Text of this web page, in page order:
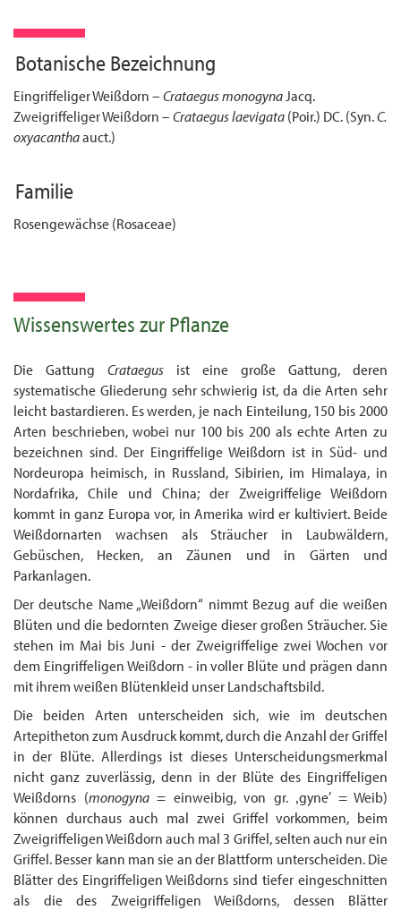
Botanische Bezeichnung
Eingriffeliger Weißdorn –Crataegus monogyna Jacq.
Zweigriffeliger Weißdorn –Crataegus laevigata(Poir.) DC. (Syn.C.
oxyacanthaauct.)
Familie
Rosengewächse (Rosaceae)
Wissenswertes zur Pflanze
Die Gattung Crataegus ist eine große Gattung, deren
systematische Gliederung sehr schwierig ist, da die Arten sehr
leicht bastardieren. Es werden, je nach Einteilung, 150 bis 2000
Arten beschrieben, wobei nur 100 bis 200 als echte Arten zu
bezeichnen sind. Der Eingriffelige Weißdorn ist in Süd- und
Nordeuropa heimisch, in Russland, Sibirien, im Himalaya, in
Nordafrika, Chile und China; der Zweigriffelige Weißdorn
kommt in ganz Europa vor, in Amerika wird er kultiviert. Beide
Weißdornarten wachsen als Sträucher in Laubwäldern,
Gebüschen, Hecken, an Zäunen und in Gärten und
Parkanlagen.
Der deutsche Name „Weißdorn“ nimmt Bezug auf die weißen
Blüten und die bedornten Zweige dieser großen Sträucher. Sie
stehen im Mai bis Juni - der Zweigriffelige zwei Wochen vor
dem Ein­griffeligen Weißdorn - in voller Blüte und prägen dann
mit ihrem weißen Blütenkleid unser Landschaftsbild.
Die beiden Arten unterscheiden sich, wie im deutschen
Artepitheton zum Ausdruck kommt, durch die Anzahl der Griffel
in der Blüte. Allerdings ist dieses Unter­scheidungs­merkmal
nicht ganz zuverlässig, denn in der Blüte des Eingriffeligen
Weiß­dorns (monogyna= einweibig, von gr. ‚gyne’ = Weib)
können durchaus auch mal zwei Griffel vorkommen, beim
Zweigriffeligen Weißdorn auch mal 3 Griffel, selten auch nur ein
Griffel. Besser kann man sie an der Blattform unterscheiden. Die
Blätter des Eingriffeligen Weißdorns sind tiefer eingeschnitten
als die des Zweigriffeligen Weißdorns, dessen Blätter